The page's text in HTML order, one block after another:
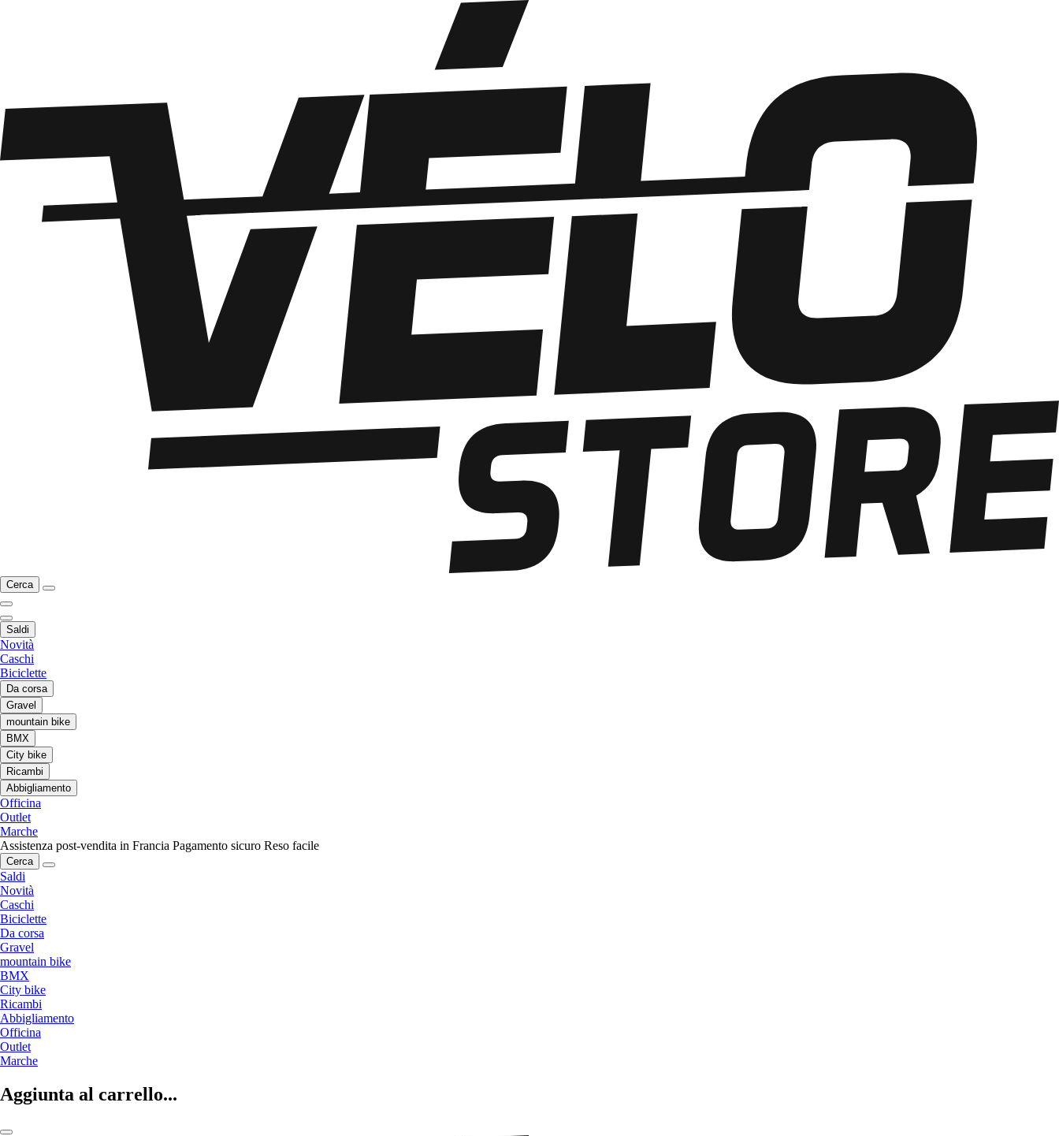
Cerca
Saldi
Novità
Caschi
Biciclette
Da corsa
Gravel
mountain bike
BMX
City bike
Ricambi
Abbigliamento
Officina
Outlet
Marche
Assistenza post-vendita in Francia Pagamento sicuro Reso facile
Cerca
Saldi
Novità
Caschi
Biciclette
Da corsa
Gravel
mountain bike
BMX
City bike
Ricambi
Abbigliamento
Officina
Outlet
Marche
Aggiunta al carrello...